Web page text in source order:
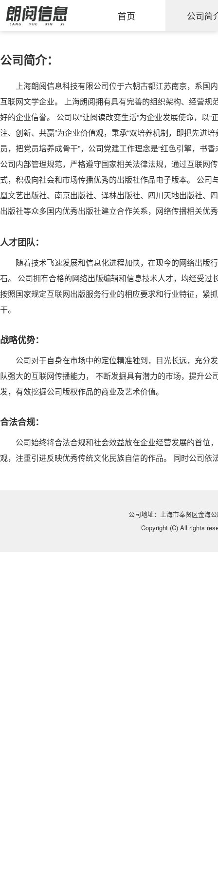
首页 公司简
公司简介：
上海朗阅信息科技有限公司位于六朝古都江苏南京，系国
互联网文学企业。 上海朗阅拥有具有完善的组织架构、经营规
好的企业信誉。 公司以“让阅读改变生活”为企业发展使命，以“
注、创新、共赢”为企业价值观，秉承“双培养机制，即把先进培
员，把党员培养成骨干”，公司党建工作理念是“红色引擎，书香
公司内部管理规范，严格遵守国家相关法律法规，通过互联网
式，积极向社会和市场传播优秀的出版社作品电子版本。 公司
凰文艺出版社、南京出版社、译林出版社、四川天地出版社、
出版社等众多国内优秀出版社建立合作关系，网络传播相关优
人才团队：
随着技术飞速发展和信息化进程加快，在现今的网络出版
石。 公司拥有合格的网络出版编辑和信息技术人才，均经受
按照国家规定互联网出版服务行业的相应要求和行业特征，紧
干。
战略优势：
公司对于自身在市场中的定位精准独到，目光长远，充分
队强大的互联网传播能力， 不断发掘具有潜力的市场，提升
发，有效挖掘公司版权作品的商业及艺术价值。
合法合规：
公司始终将合法合规和社会效益放在企业经营发展的首位
观，注重引进反映优秀传统文化民族自信的作品。 同时公司
公司地址：上海市奉贤区金海
Copyright (C) All rights